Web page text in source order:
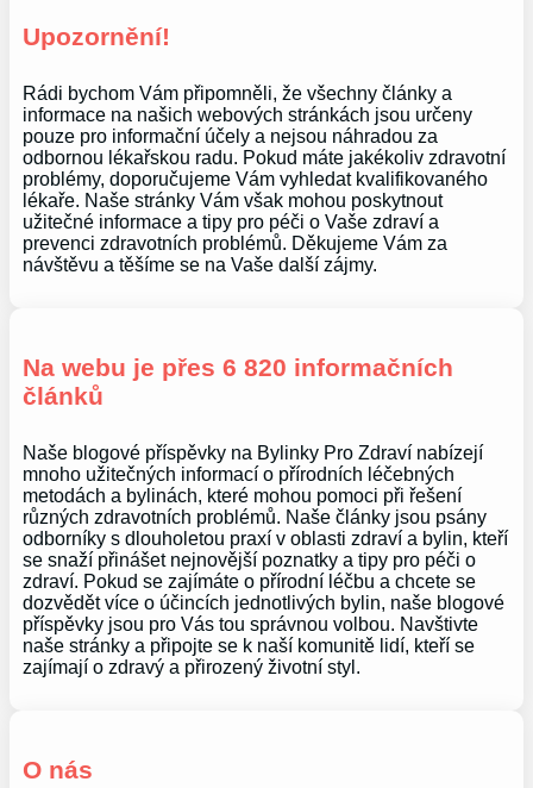
Upozornění!
Rádi bychom Vám připomněli, že všechny články a
informace na našich webových stránkách jsou určeny
pouze pro informační účely a nejsou náhradou za
odbornou lékařskou radu. Pokud máte jakékoliv zdravotní
problémy, doporučujeme Vám vyhledat kvalifikovaného
lékaře. Naše stránky Vám však mohou poskytnout
užitečné informace a tipy pro péči o Vaše zdraví a
prevenci zdravotních problémů. Děkujeme Vám za
návštěvu a těšíme se na Vaše další zájmy.
Na webu je přes 6 820 informačních
článků
Naše blogové příspěvky na Bylinky Pro Zdraví nabízejí
mnoho užitečných informací o přírodních léčebných
metodách a bylinách, které mohou pomoci při řešení
různých zdravotních problémů. Naše články jsou psány
odborníky s dlouholetou praxí v oblasti zdraví a bylin, kteří
se snaží přinášet nejnovější poznatky a tipy pro péči o
zdraví. Pokud se zajímáte o přírodní léčbu a chcete se
dozvědět více o účincích jednotlivých bylin, naše blogové
příspěvky jsou pro Vás tou správnou volbou. Navštivte
naše stránky a připojte se k naší komunitě lidí, kteří se
zajímají o zdravý a přirozený životní styl.
O nás